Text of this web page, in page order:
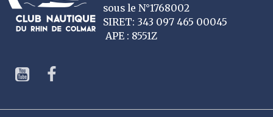
sous le N°1768002
SIRET: 343 097 465 00045
APE : 8551Z